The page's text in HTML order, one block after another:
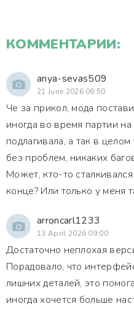
КОММЕНТАРИИ:
anya-sevas509
21 June 2026 08:50
Че за прикол, мода
иногда во время партии
подлагивала, а так в
без проблем, никаких
Может, кто-то
конце? Или только у меня
arroncarl1233
13 April 2026 09:00
Достаточно неплохая
Порадовало, что
лишних деталей, это
иногда хочется больше